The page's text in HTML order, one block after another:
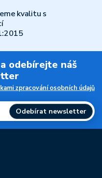
kvalitu s
odebírejte náš
zpracování osobních údajů
Odebírat newsletter